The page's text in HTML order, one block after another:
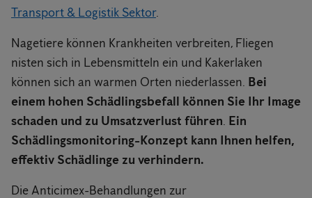
Transport & Logistik Sektor.
Nagetiere können Krankheiten verbreiten, Fliegen
nisten sich in Lebensmitteln ein und Kakerlaken
können sich an warmen Orten niederlassen. Bei
einem hohen Schädlingsbefall können Sie Ihr Image
schaden und zu Umsatzverlust führen. Ein
Schädlingsmonitoring-Konzept kann Ihnen helfen,
effektiv Schädlinge zu verhindern.
Die Anticimex-Behandlungen zur